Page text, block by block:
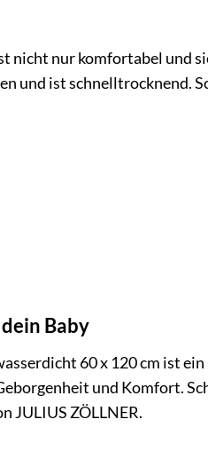
nicht nur komfortabel und
und ist schnelltrocknend.
Baby
60 x 120 cm ist
und Komfort.
JULIUS ZÖLLNER.